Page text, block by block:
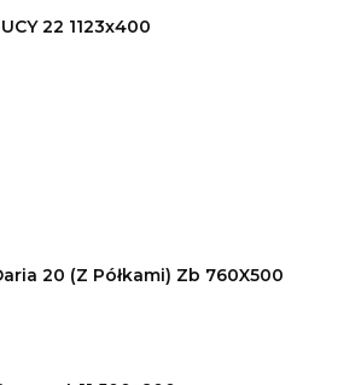
22 1123x400
20 (Z Półkami) Zb 760X500